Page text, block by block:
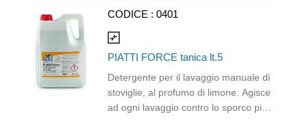
CODICE : 0401
compare_arrows
PIATTI FORCE tanica lt.5
Detergente per il lavaggio manuale di
stoviglie, al profumo di limone. Agisce
ad ogni lavaggio contro lo sporco più